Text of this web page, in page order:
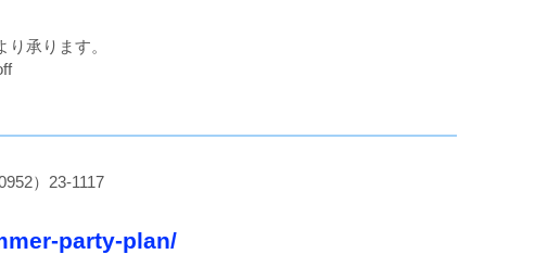
承ります。
）23-1117
party-plan/